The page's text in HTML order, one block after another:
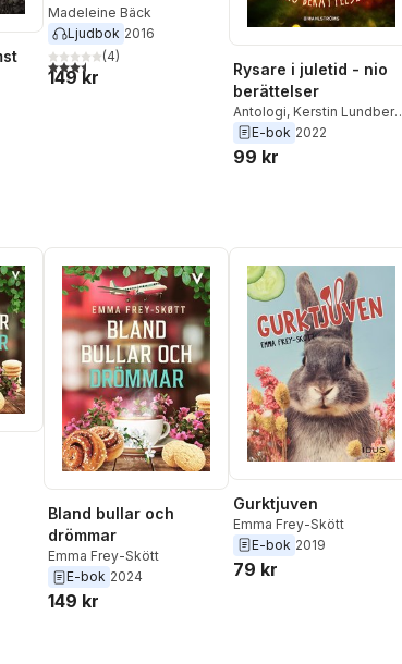
Madeleine Bäck
Ljudbok 2016
3,5utav 5 stjärnor. Totalt antal röster:
(4)
149 kr
Rysare i juletid - nio
berättelser
Antologi, Kerstin Lundberg
Hahn,Petrus Dahlin
Melin,Mårten Sandén
E-bok 2022
99 kr
Bland bullar och
drömmar
Emma Frey-Skött
E-bok 2024
149 kr
Gurktjuven
Emma Frey-Skött
E-bok 2019
79 kr